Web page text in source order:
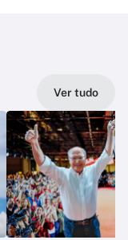
Ver tudo